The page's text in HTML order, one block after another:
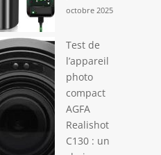
octobre 2025
Test de
l’appareil
photo
compact
AGFA
Realishot
C130 : un